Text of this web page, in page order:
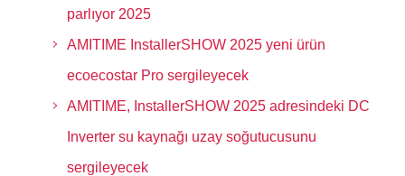
parlıyor 2025
AMITIME InstallerSHOW 2025 yeni ürün
ecoecostar Pro sergileyecek
AMITIME, InstallerSHOW 2025 adresindeki DC
Inverter su kaynağı uzay soğutucusunu
sergileyecek